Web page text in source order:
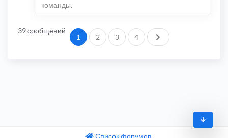
команды.
39 сообщений
1 2 3 4 След.
Список форумов